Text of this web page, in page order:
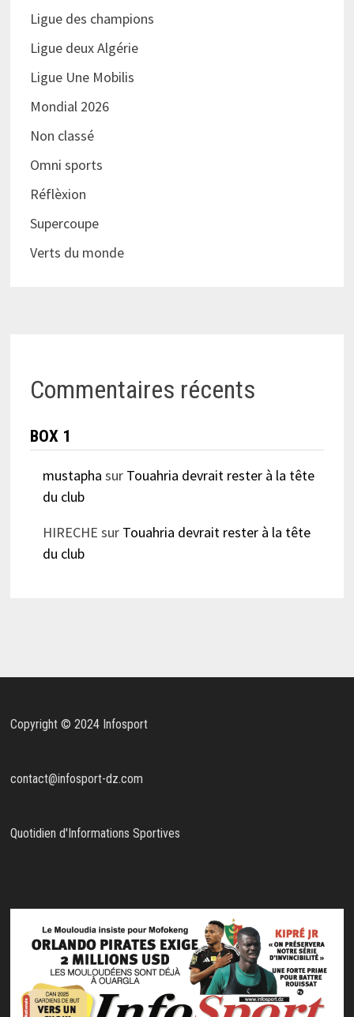
Ligue des champions
Ligue deux Algérie
Ligue Une Mobilis
Mondial 2026
Non classé
Omni sports
Réflèxion
Supercoupe
Verts du monde
Commentaires récents
BOX 1
mustapha sur Touahria devrait rester à la tête
du club
HIRECHE sur Touahria devrait rester à la tête
du club
Copyright © 2024 Infosport
contact@infosport-dz.com
Quotidien d'Informations Sportives